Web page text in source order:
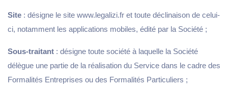
Site : désigne le site www.legalizi.fr et toute déclinaison de celui-
ci, notamment les applications mobiles, édité par la Société ;
Sous-traitant : désigne toute société à laquelle la Société
délègue une partie de la réalisation du Service dans le cadre des
Formalités Entreprises ou des Formalités Particuliers ;